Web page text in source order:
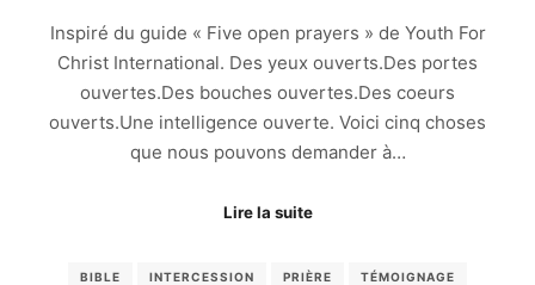
Inspiré du guide « Five open prayers » de Youth For
Christ International. Des yeux ouverts.Des portes
ouvertes.Des bouches ouvertes.Des coeurs
ouverts.Une intelligence ouverte. Voici cinq choses
que nous pouvons demander à…
Lire la suite
BIBLE INTERCESSION PRIÈRE TÉMOIGNAGE